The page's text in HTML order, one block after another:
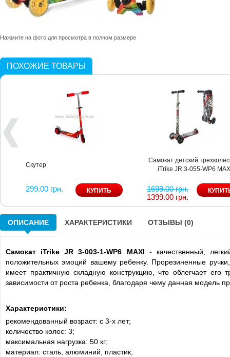
Нажмите на фото для просмотра в полном размере
ПОХОЖИЕ ТОВАРЫ
Скутер
299.00 грн.
Самокат детский
iTrike JR 3-055-WP6
1699.00 грн.
1399.00 грн.
ОПИСАНИЕ ХАРАКТЕРИСТИКИ ОТЗЫВЫ (0)
Самокат iTrike JR 3-003-1-WP6 MAXI - качественный,
положительных эмоций вашему ребенку. Прорезиненные
имеет практичную складную конструкцию, что облегчает
зависимости от роста ребенка, благодаря чему данная модель
Характеристики:
рекомендованный возраст: с 3-х лет;
количество колес: 3;
максимальная нагрузка: 50 кг;
материал: сталь, алюминий, пластик;